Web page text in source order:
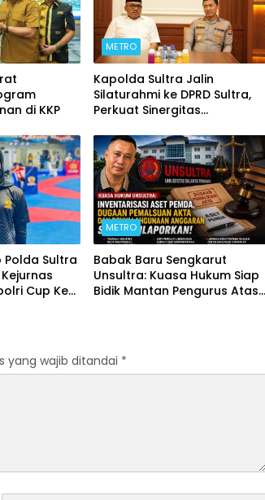
di KKP
METRO
Kapolda Sultra Jalin
Silaturahmi ke DPRD Sultra,
Perkuat Sinergitas
Daerah
Polda Sultra
Cup Ke-
METRO
Babak Baru Sengkarut
Unsultra: Kuasa Hukum Siap
Bidik Mantan Pengurus Atas
yang wajib ditandai *